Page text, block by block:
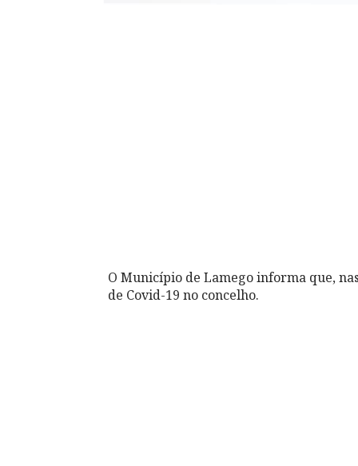
O Município de Lamego informa que,
de Covid-19 no concelho.